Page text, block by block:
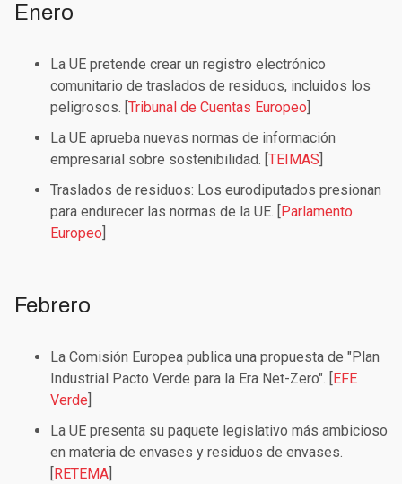
Enero
La UE pretende crear un registro electrónico
comunitario de traslados de residuos, incluidos los
peligrosos. [Tribunal de Cuentas Europeo]
La UE aprueba nuevas normas de información
empresarial sobre sostenibilidad. [TEIMAS]
Traslados de residuos: Los eurodiputados presionan
para endurecer las normas de la UE. [Parlamento
Europeo]
Febrero
La Comisión Europea publica una propuesta de "Plan
Industrial Pacto Verde para la Era Net-Zero". [EFE
Verde]
La UE presenta su paquete legislativo más ambicioso
en materia de envases y residuos de envases.
[RETEMA]